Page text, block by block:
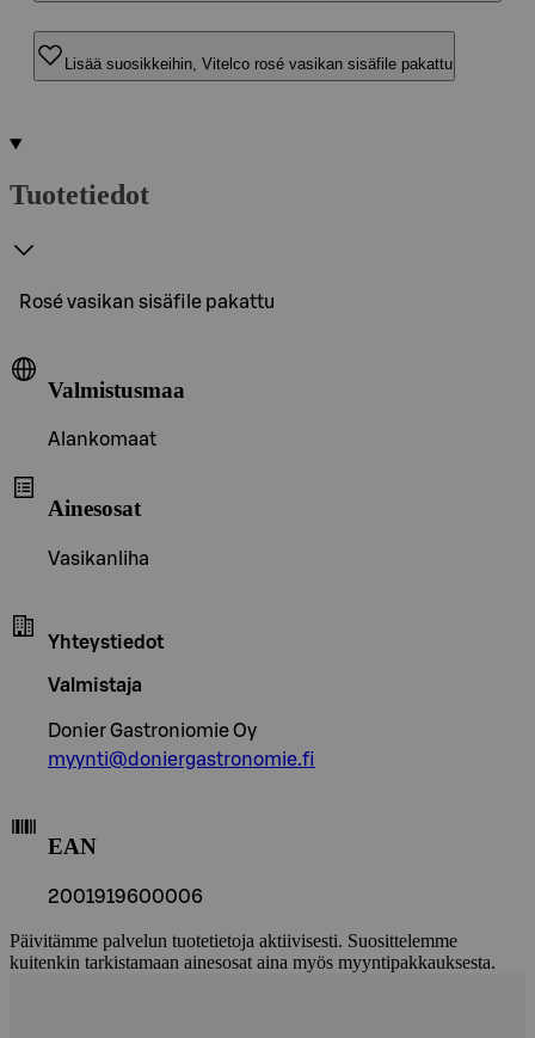
Lisää suosikkeihin, Vitelco rosé vasikan sisäfile pakattu
Tuotetiedot
Rosé vasikan sisäfile pakattu
Valmistusmaa
Alankomaat
Ainesosat
Vasikanliha
Yhteystiedot
Valmistaja
Donier Gastroniomie Oy
myynti@doniergastronomie.fi
EAN
2001919600006
Päivitämme palvelun tuotetietoja aktiivisesti. Suosittelemme
kuitenkin tarkistamaan ainesosat aina myös myyntipakkauksesta.